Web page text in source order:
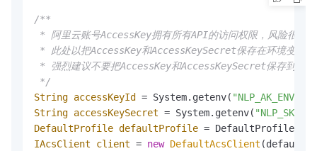
/**
* 阿里云账号AccessKey拥有所有API的访问权限，风险很高。
* 此处以把AccessKey和AccessKeySecret保存在环境变量为
* 强烈建议不要把AccessKey和AccessKeySecret保存到代码
*/
String accessKeyId = System.getenv( "NLP_AK_ENV"
String accessKeySecret = System.getenv(
DefaultProfile defaultProfile =
IAcsClient
client = new DefaultAcsClient